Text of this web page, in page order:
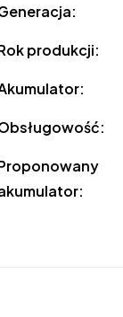
produkcji: